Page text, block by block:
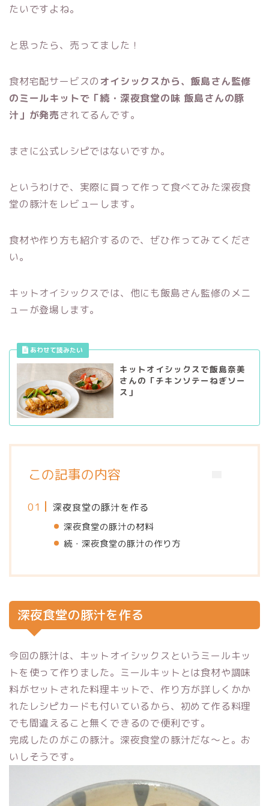
たいですよね。
と思ったら、売ってました！
食材宅配サービスの オイシックスから、飯島さん監修
のミールキットで「続・深夜食堂の味 飯島さんの豚
汁」が発売されてるんです。
まさに公式レシピではないですか。
というわけで、実際に買って作って食べてみた深夜食
堂の豚汁をレビューします。
食材や作り方も紹介するので、ぜひ作ってみてくださ
い。
キットオイシックスでは、他にも飯島さん監修のメニ
ューが登場します。
キットオイシックスで飯島奈美
さんの「チキンソテーねぎソー
ス」
この記事の内容
深夜食堂の豚汁を作る
深夜食堂の豚汁の材料
続・深夜食堂の豚汁の作り方
深夜食堂の豚汁を作る
今回の豚汁は、キットオイシックスというミールキッ
トを使って作りました。ミールキットとは食材や調味
料がセットされた料理キットで、作り方が詳しくかか
れたレシピカードも付いているから、初めて作る料理
でも間違えること無くできるので便利です。
完成したのがこの豚汁。深夜食堂の豚汁だな〜と。お
いしそうです。